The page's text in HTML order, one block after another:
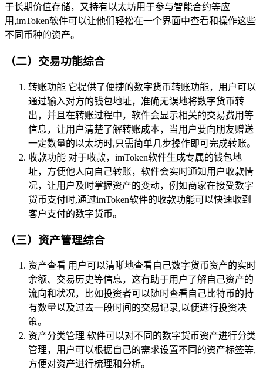
于长期价值存储，又持有以太坊用于参与智能合约等应
用,imToken软件可以让他们轻松在一个界面中查看和操作这些
不同币种的资产。
（二）交易功能综合
转账功能 它提供了便捷的数字货币转账功能，用户可以
通过输入对方的钱包地址，准确无误地将数字货币转
出，并且在转账过程中，软件会显示相关的交易费用等
信息，让用户清楚了解转账成本，当用户要向朋友赠送
一定数量的以太坊时,只需简单几步操作即可完成转账。
收款功能 对于收款，imToken软件生成专属的钱包地
址，方便他人向自己转账，软件会实时通知用户收款情
况，让用户及时掌握资产的变动，例如商家在接受数字
货币支付时,通过imToken软件的收款功能可以快速收到
客户支付的数字货币。
（三）资产管理综合
资产查看 用户可以清晰地查看自己数字货币资产的实时
余额、交易历史等信息，这有助于用户了解自己资产的
流向和状况，比如投资者可以随时查看自己比特币的持
有数量以及过去一段时间的交易记录,以便进行投资决
策。
资产分类管理 软件可以对不同的数字货币资产进行分类
管理，用户可以根据自己的需求设置不同的资产标签等,
方便对资产进行梳理和分析。